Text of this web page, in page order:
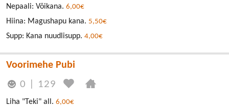
Nepaali: Võikana. 6,00€
Hiina: Magushapu kana. 5,50€
Supp: Kana nuudlisupp. 4,00€
Voorimehe Pubi
0 129
Liha "Teki" all. 6,00€